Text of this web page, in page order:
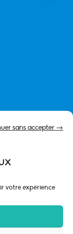
votre expérience
sans accepter →